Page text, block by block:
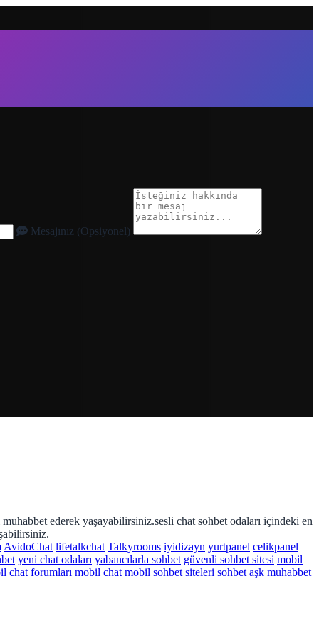
Mesajınız (Opsiyonel)
ederek yaşayabilirsiniz.sesli chat sohbet odaları içindeki en
AvidoChat lifetalkchat Talkyrooms iyidizayn yurtpanel celikpanel
yeni chat odaları yabancılarla sohbet güvenli sohbet sitesi mobil
chat forumları mobil chat mobil sohbet siteleri sohbet aşk muhabbet